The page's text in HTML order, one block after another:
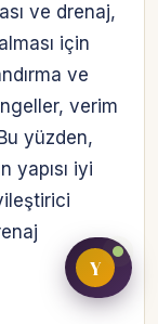
ve drenaj,
için
ve
verim
yüzden,
yapısı iyi
Y